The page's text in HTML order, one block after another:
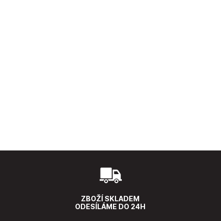
ZBOŽÍ SKLADEM
ODESÍLÁME DO 24H